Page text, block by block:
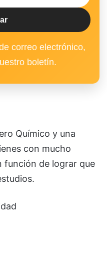
correo electrónico,
boletín.
Químico y una
con mucho
función de lograr que